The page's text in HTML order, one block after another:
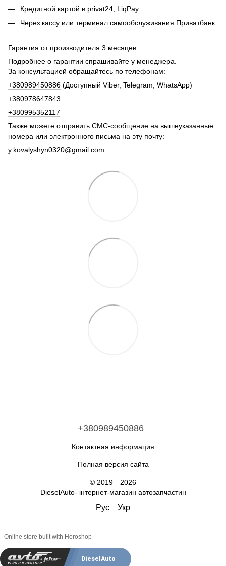
Кредитной картой в privat24, LiqPay.
Через кассу или терминал самообслуживания Приватбанк.
Гарантия от производителя 3 месяцев.
Подробнее о гарантии спрашивайте у менеджера.
За консультацией обращайтесь по телефонам:
+380989450886 (Доступный Viber, Telegram, WhatsApp)
+380978647843
+380995352117
Также можете отправить СМС-сообщение на вышеуказанные
номера или электронного письма на эту почту:
y.kovalyshyn0320@gmail.com
+380989450886
Контактная информация
Полная версия сайта
© 2019—2026
DieselAuto- інтернет-магазин автозапчастин
Рус Укр
Online store built with Horoshop
DieselAuto